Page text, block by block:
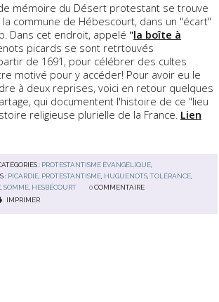
de mémoire du Désert protestant se trouve
commune de Hébescourt, dans un "écart"
Dans cet endroit, appelé "la boîte à
picards se sont retrtouvés
de 1691, pour célébrer des cultes
motivé pour y accéder! Pour avoir eu le
à deux reprises, voici en retour quelques
qui documentent l'histoire de ce "lieu
religieuse plurielle de la France. Lien
: PROTESTANTISME ÉVANGÉLIQUE,
: PICARDIE PROTESTANTISME HUGUENOTS ,TOLÉRANCE
,SOMME HESBÉCOURT 0 COMMENTAIRE
IMPRIMER